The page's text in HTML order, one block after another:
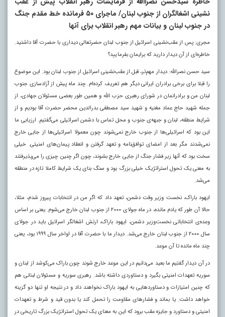
نشینی اشغالگران از جنوب لبنان/ ماجرای ۵۰ فرمانده خط مقدم جنگ
در جنوب لبنان و بیانات مهم رهبر انقلاب برای آنها
مجری: پس از عقب‌نشینی اسرائیل از جنوب لبنان حضرتعالی دیداری با حضرت آقا داشتید.
خاطره‌ای از آن دیدار دارید که برایمان بفرمایید؟
سید حسن نصرالله: دیدار مهم‌تر، قبل از عقب‌نشینی اسرائیل از جنوب لبنان بود. این موضوع
را قبلا برای برخی برادران ایرانی دیگر هم تعریف کرده‌ام. چند ماه پیش از آزادسازی جنوب
لبنان من و برادرانمان در شورای رهبری حزب الله و همین طور بعضی مسئولان جهادی، از
جمله شهید حاج عماد مغنیه و شهید سید مصطفی بدرالدین محضر حضرت آقا بودیم و از
شرایط منطقه، لبنان و جبهه‌ی جنوب و محل تماس با دشمن اسرائیلی می‌گفتیم. ارزیابی ما
این بود که اسرائیلی‌ها از جنوب خارج نمی‌شوند چون معمولا اسرائیلی‌ها از جایی خارج
نمی‌شدند مگر بعد از امضای توافق‌نامه و تعهد گرفتن و انعقاد پیمان‌های امنیتی. خیلی
سخت بود که آنها زیر فشار جنگ از جایی خارج بشوند، چون اگر چنین چیزی را می‌پذیرفتند
به معنی یک تحول استراتژیک خیلی بزرگ بود و سنگ بنای یک شرایط کاملا تازه در منطقه
می‌شد.
ایهود باراک، نخست وزیر وقت دشمن، تعهد داد که اگر من در انتخابات پیروز شدم، مثلا،
حالا آن طور که یادم مانده، در ماه جولای ۲۰۰۰ از جنوب لبنان خارج می‌شوم. یعنی بر اساس
وعده‌ی انتخاباتی نخست‌وزیر دشمن، ایهود باراک، ارتش اشغالگر اسرائیل باید در جولای
سال ۲۰۰۰ از جنوب لبنان خارج می‌شد. دیدار ما با حضرت آقا در اواخر سال ۱۹۹۹ بود، یعنی
چند ماه مانده تا آن موعد.
در آن دیدار گفتیم ما بعید می‌دانیم در این موعد خارج شوند چون باراک می‌کوشد از لبنان و
سوریه تعهدات امنیتی بگیرد و دستاوردی داشته باشد. رهبری سوریه و مسئولان لبنانی هم
که چنین امتیازات و دستاوردهایی به ایهود باراک نخواهند داد و در نتیجه او تنها دو گزینه
خواهد داشت. یا بماند و فشارهای مقاومت را تحمل کند یا بدون قید و شرط و تعهدات
امنیتی و دستاورد و جایزه عقب برود که این به معنای یک تحول استراتژیک بزرگ تاریخی در